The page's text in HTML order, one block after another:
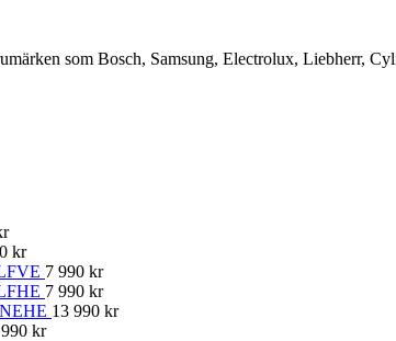
som Bosch, Samsung, Electrolux, Liebherr,
kr
7 990 kr
7 990 kr
13 990 kr
kr